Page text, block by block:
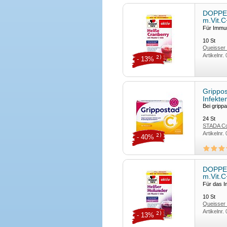
Für
10St
Queisser
Artikelnr.
- 13% 2)
Bei
24St
STADA
Artikelnr.
- 40% 2)
Für das
10St
Queisser
Artikelnr.
- 13% 2)